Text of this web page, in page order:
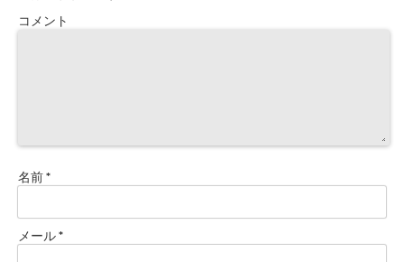
コメント
名前*
メール*